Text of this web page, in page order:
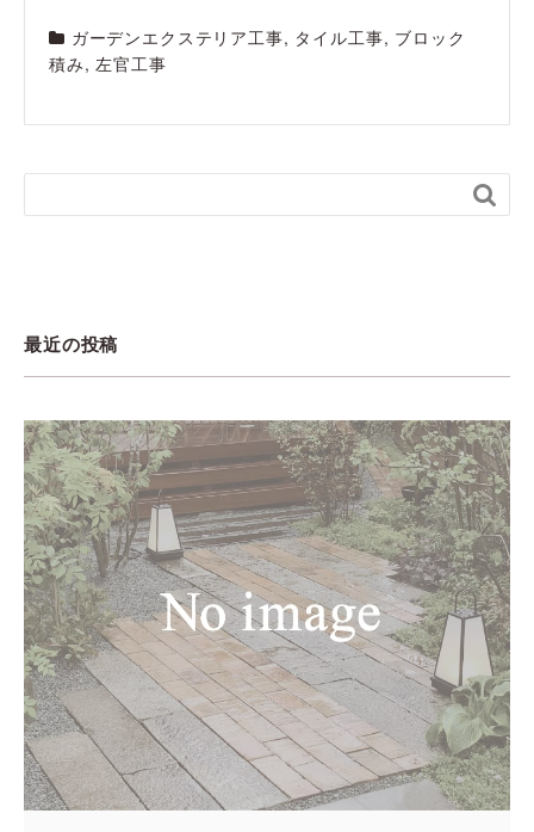
ガーデンエクステリア工事, タイル工事, ブロック
積み,左官工事

最近の投稿